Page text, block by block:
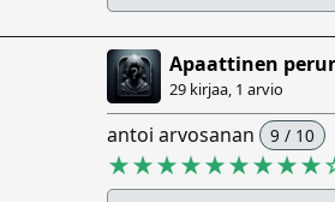
Apaattinen
29 kirjaa, 1 arvio
antoi arvosanan 9 / 10
★★★★★★★★★